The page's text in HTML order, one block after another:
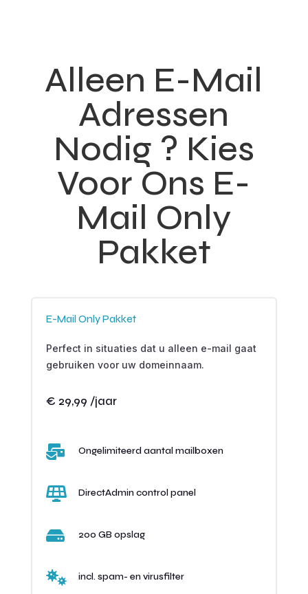
Alleen E-Mail
Adressen
Nodig ? Kies
Voor Ons E-
Mail Only
Pakket
E-Mail Only Pakket
Perfect in situaties dat u alleen e-mail gaat
gebruiken voor uw domeinnaam.
€ 29,99 /jaar
 Ongelimiteerd aantal mailboxen
 DirectAdmin control panel
 200 GB opslag
 incl. spam- en virusfilter